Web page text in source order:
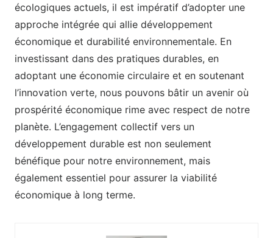
écologiques actuels, il est impératif d’adopter une
approche intégrée qui allie développement
économique et durabilité environnementale. En
investissant dans des pratiques durables, en
adoptant une économie circulaire et en soutenant
l’innovation verte, nous pouvons bâtir un avenir où
prospérité économique rime avec respect de notre
planète. L’engagement collectif vers un
développement durable est non seulement
bénéfique pour notre environnement, mais
également essentiel pour assurer la viabilité
économique à long terme.